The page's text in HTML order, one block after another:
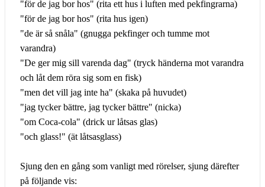
"för de jag bor hos" (rita ett hus i luften med pekfingrarna)
"för de jag bor hos" (rita hus igen)
"de är så snåla" (gnugga pekfinger och tumme mot
varandra)
"De ger mig sill varenda dag" (tryck händerna mot varandra
och låt dem röra sig som en fisk)
"men det vill jag inte ha" (skaka på huvudet)
"jag tycker bättre, jag tycker bättre" (nicka)
"om Coca-cola" (drick ur låtsas glas)
"och glass!" (ät låtsasglass)
Sjung den en gång som vanligt med rörelser, sjung därefter
på följande vis: